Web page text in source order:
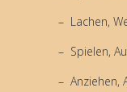
Lachen,
Spielen,
Anziehen,